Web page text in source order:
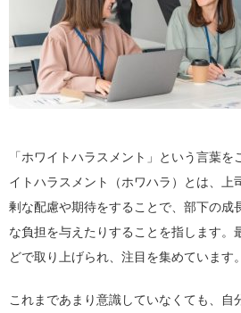
「ホワイトハラスメント」という言葉
イトハラスメント（ホワハラ）とは、上
剰な配慮や期待をすることで、部下の成
な負担を与えたりすることを指します。
どで取り上げられ、注目を集めています。
これまであまり意識していなくても、自